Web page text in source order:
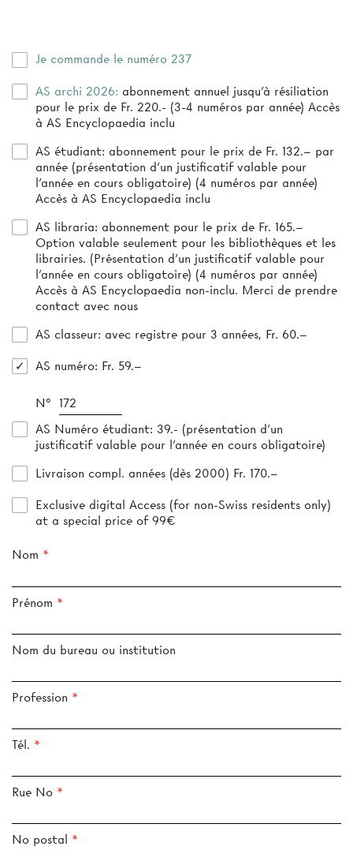
Je commande le numéro 237
AS archi 2026: abonnement annuel jusqu’à résiliation
pour le prix de Fr. 220.- (3-4 numéros par année) Accès
à AS Encyclopaedia inclu
AS étudiant: abonnement pour le prix de Fr. 132.– par
année (présentation d’un justificatif valable pour
l’année en cours obligatoire) (4 numéros par année)
Accès à AS Encyclopaedia inclu
AS libraria: abonnement pour le prix de Fr. 165.–
Option valable seulement pour les bibliothèques et les
librairies. (Présentation d'un justificatif valable pour
l'année en cours obligatoire) (4 numéros par année)
Accès à AS Encyclopaedia non-inclu. Merci de prendre
contact avec nous
AS classeur: avec registre pour 3 années, Fr. 60.–
AS numéro: Fr. 59.–
N°
AS Numéro étudiant: 39.- (présentation d’un
justificatif valable pour l’année en cours obligatoire)
Livraison compl. années (dès 2000) Fr. 170.–
Exclusive digital Access (for non-Swiss residents only)
at a special price of 99€
Nom
Prénom
Nom du bureau ou institution
Profession
Tél.
Rue No
No postal